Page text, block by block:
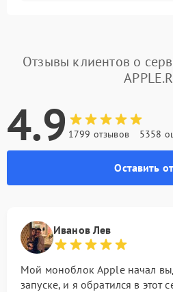
Отзывы клиентов о
4.9 1799 отзывов 5358
Оставить
Иванов Лев
Мой моноблок Apple начал
запуске, и я обратился в этот